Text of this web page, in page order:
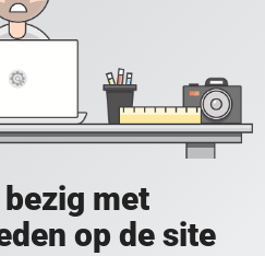
met
op de site